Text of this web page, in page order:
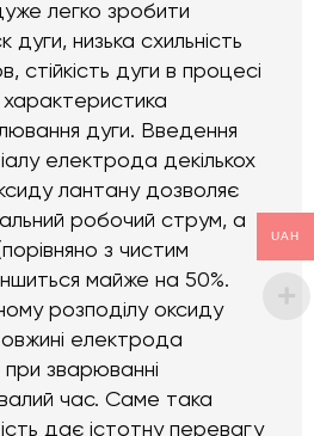
легко зробити
дуги, низька схильність
стійкість дуги в процесі
характеристика
дуги. Введення
електрода декількох
лантану дозволяє
робочий струм, а
з чистим
майже на 50%.
розподілу оксиду
електрода
зварюванні
час. Саме така
дає істотну перевагу
UAH